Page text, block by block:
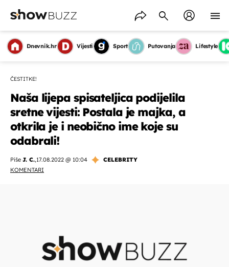
Dnevnik.hr Vijesti Sport Putovanja Lifestyle
ČESTITKE!
Naša lijepa spisateljica podijelila
sretne vijesti: Postala je majka, a
otkrila je i neobično ime koje su
odabrali!
Piše J. C.,17.08.2022 @ 10:04
CELEBRITY
KOMENTARI